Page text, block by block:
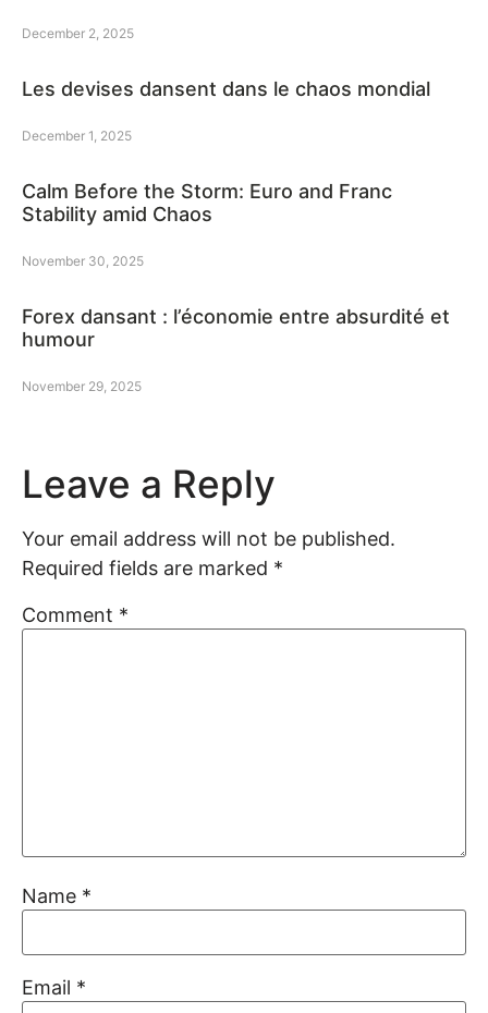
December 2, 2025
Les devises dansent dans le chaos mondial
December 1, 2025
Calm Before the Storm: Euro and Franc
Stability amid Chaos
November 30, 2025
Forex dansant : l’économie entre absurdité et
humour
November 29, 2025
Leave a Reply
Your email address will not be published.
Required fields are marked *
Comment *
Name *
Email *